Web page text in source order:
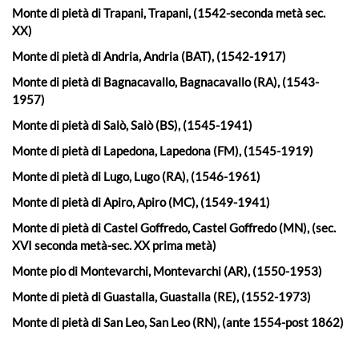
Monte di pietà di Trapani, Trapani, (1542-seconda metà sec.
XX)
Monte di pietà di Andria, Andria (BAT), (1542-1917)
Monte di pietà di Bagnacavallo, Bagnacavallo (RA), (1543-
1957)
Monte di pietà di Salò, Salò (BS), (1545-1941)
Monte di pietà di Lapedona, Lapedona (FM), (1545-1919)
Monte di pietà di Lugo, Lugo (RA), (1546-1961)
Monte di pietà di Apiro, Apiro (MC), (1549-1941)
Monte di pietà di Castel Goffredo, Castel Goffredo (MN), (sec.
XVI seconda metà-sec. XX prima metà)
Monte pio di Montevarchi, Montevarchi (AR), (1550-1953)
Monte di pietà di Guastalla, Guastalla (RE), (1552-1973)
Monte di pietà di San Leo, San Leo (RN), (ante 1554-post 1862)